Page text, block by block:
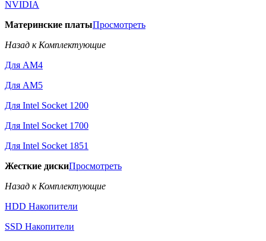
NVIDIA
Материнские платыПросмотреть
Назад к Комплектующие
Для AM4
Для AM5
Для Intel Socket 1200
Для Intel Socket 1700
Для Intel Socket 1851
Жесткие дискиПросмотреть
Назад к Комплектующие
HDD Накопители
SSD Накопители